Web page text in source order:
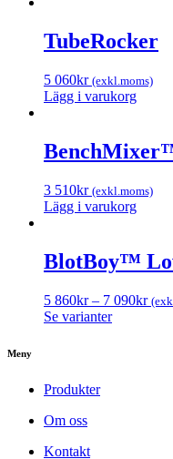
TubeRocker
5 060kr (exkl.moms)
Lägg i varukorg
3 510kr (exkl.moms)
Lägg i varukorg
BlotBoy™
5 860kr– 7 090kr
Se varianter
Meny
Produkter
Om oss
Kontakt